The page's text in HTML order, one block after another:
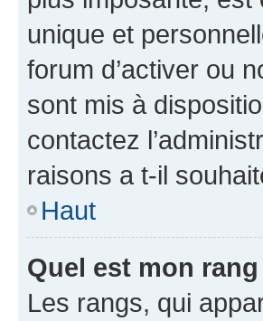
unique et
forum d’activer ou
sont mis à
contactez
raisons a t-il
Haut
Quel est mon
Les rangs, qui